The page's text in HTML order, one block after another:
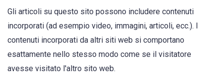
Gli articoli su questo sito possono includere contenuti
incorporati (ad esempio video, immagini, articoli, ecc.). I
contenuti incorporati da altri siti web si comportano
esattamente nello stesso modo come se il visitatore
avesse visitato l'altro sito web.